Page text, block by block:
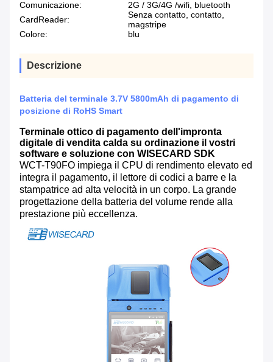
Comunicazione:
2G / 3G/4G /wifi, bluetooth
CardReader:
Senza contatto, contatto,
magstripe
Colore:
blu
Descrizione
Batteria del terminale 3.7V 5800mAh di pagamento di
posizione di RoHS Smart
Terminale ottico di pagamento dell'impronta
digitale di vendita calda su ordinazione il vostri
software e soluzione con WISECARD SDK
WCT-T90FO impiega il CPU di rendimento elevato ed
integra il pagamento, il lettore di codici a barre e la
stampatrice ad alta velocità in un corpo. La grande
progettazione della batteria del volume rende alla
prestazione più eccellenza.